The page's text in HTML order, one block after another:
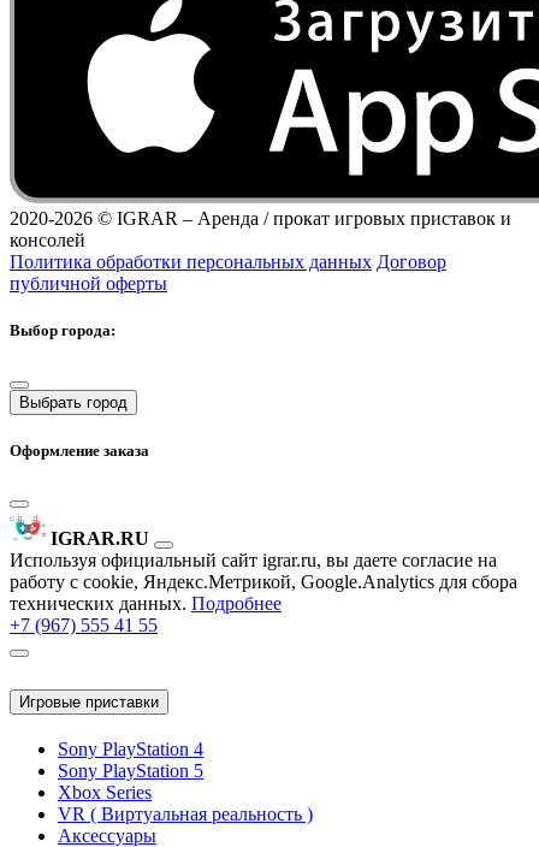
2020-2026 © IGRAR – Аренда / прокат игровых приставок и
консолей
Политика обработки персональных данных Договор
публичной оферты
Выбор города:
Выбрать город
Оформление заказа
IGRAR.RU
Используя официальный сайт igrar.ru, вы даете согласие на
работу с cookie, Яндекс.Метрикой, Google.Analytics для сбора
технических данных. Подробнее
+7 (967) 555 41 55
Игровые приставки
Sony PlayStation 4
Sony PlayStation 5
Xbox Series
VR ( Виртуальная реальность )
Аксессуары